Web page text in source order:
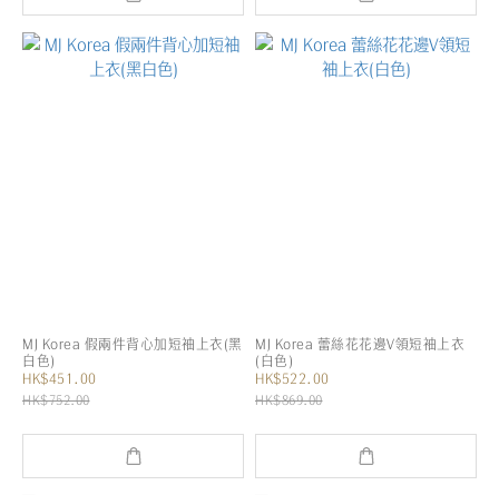
MJ Korea 假兩件背心加短袖上衣(黑
白色)
HK$451.00
HK$752.00
MJ Korea 蕾絲花花邊V領短袖上衣
(白色)
HK$522.00
HK$869.00